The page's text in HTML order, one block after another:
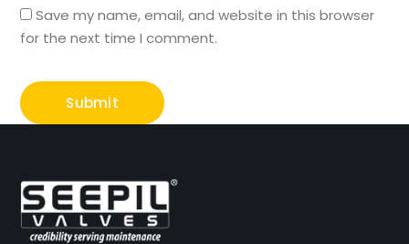
Save my name, email, and website in this browser
for the next time I comment.